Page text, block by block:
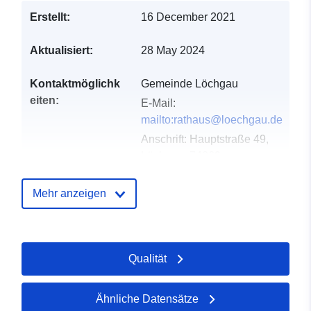
Erstellt: 16 December 2021
Aktualisiert: 28 May 2024
Kontaktmöglichk
eiten:
Gemeinde Löchgau
E-Mail:
mailto:rathaus@loechgau.de
Anschrift: Hauptstraße 49,
Verzeichnis der
Zu data.europa.eu hinzugefügt:
21 February 2026
Aktualisiert auf data.europa.eu:
09 April 2026
Mehr anzeigen
Qualität
Ähnliche Datensätze